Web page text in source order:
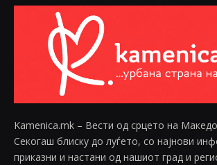
Kamenica.mk – Вести од срцето на
Секогаш блиску до луѓето, со најнови
приказни и настани од нашиот град и